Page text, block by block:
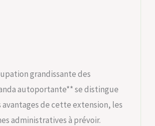
grandissante des
autoportante** se distingue
de cette extension, les
administratives à prévoir.